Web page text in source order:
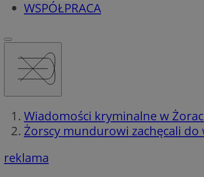
WSPÓŁPRACA
Wiadomości kryminalne w
Żorscy mundurowi zachęcali
reklama